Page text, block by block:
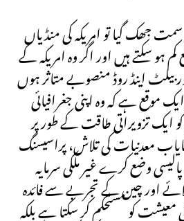
جھک گیا تو امریکہ کی منڈیاں
ہو سکتے ہیں اور اگر وہ امریکہ کے
بیلٹ اینڈ روڈ منصوبے متاثر ہوں
ہے کہ وہ اپنی جغرافیائی
ایک تزویراتی طاقت کے طور پر
معدنیات کی تلاش، پراسیسنگ
وضع کرے غیر ملکی سرمایہ
اور چین کے تجربے سے فائدہ
کو مستحکم کر سکتا ہے بلکہ